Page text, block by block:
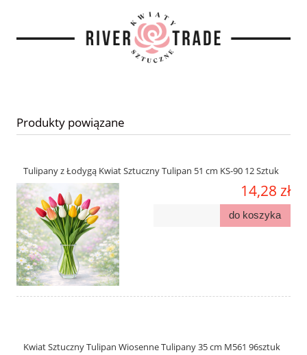
Produkty powiązane
Tulipany z Łodygą Kwiat Sztuczny Tulipan 51 cm KS-90 12 Sztuk
14,28 zł
do koszyka
Kwiat Sztuczny Tulipan Wiosenne Tulipany 35 cm M561 96sztuk